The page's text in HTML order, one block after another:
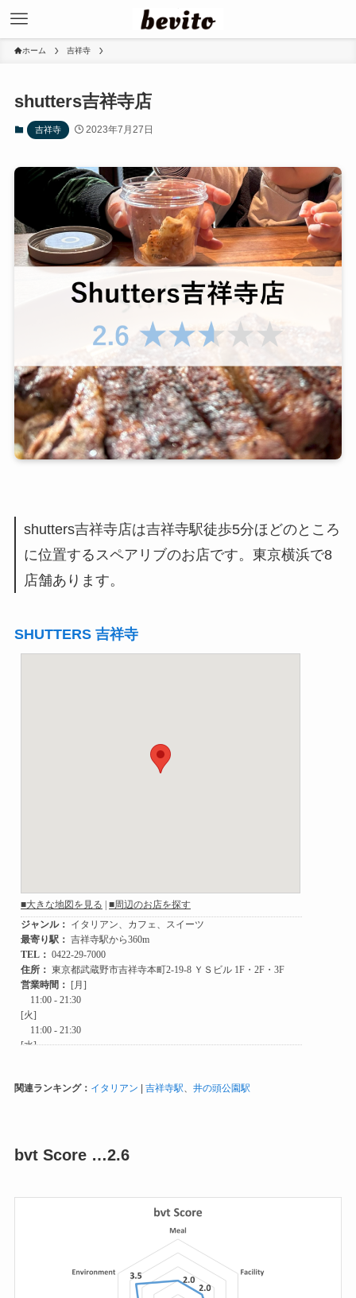
ホーム 吉祥寺
shutters吉祥寺店
吉祥寺 2023年7月27日
shutters吉祥寺店は吉祥寺駅徒歩5分ほどのところ
に位置するスペアリブのお店です。東京横浜で8
店舗あります。
SHUTTERS 吉祥寺
関連ランキング： イタリアン 吉祥寺駅、 井の頭公園駅
bvt Score …2.6